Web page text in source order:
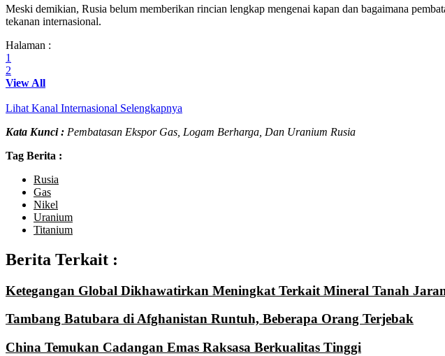
Meski demikian, Rusia belum memberikan rincian lengkap mengenai kapan dan bagaimana
tekanan internasional.
Halaman :
1
2
View All
Lihat Kanal Internasional Selengkapnya
Kata Kunci : Pembatasan Ekspor Gas, Logam Berharga, Dan Uranium Rusia
Tag Berita :
Rusia
Gas
Nikel
Uranium
Titanium
Berita Terkait :
Ketegangan Global Dikhawatirkan Meningkat Terkait Mineral Tanah
Tambang Batubara di Afghanistan Runtuh, Beberapa Orang Terjebak
China Temukan Cadangan Emas Raksasa Berkualitas Tinggi